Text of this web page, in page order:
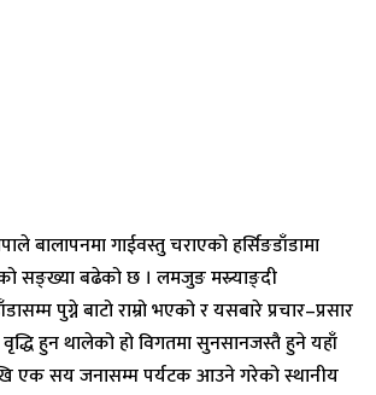
बालापनमा गाईवस्तु चराएको हर्सिङडाँडामा
सङ्ख्या बढेको छ । लमजुङ मस्र्याङ्दी
पुग्ने बाटो राम्रो भएको र यसबारे प्रचार–प्रसार
हुन थालेको हो विगतमा सुनसानजस्तै हुने यहाँ
एक सय जनासम्म पर्यटक आउने गरेको स्थानीय